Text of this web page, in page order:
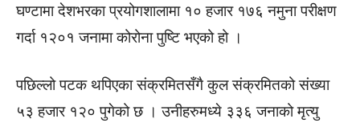
घण्टामा देशभरका प्रयोगशालामा १० हजार १७६ नमुना परीक्षण
गर्दा १२०१ जनामा कोरोना पुष्टि भएको हो ।
पछिल्लो पटक थपिएका संक्रमितसँगै कुल संक्रमितको संख्या
५३ हजार १२० पुगेको छ । उनीहरुमध्ये ३३६ जनाको मृत्यु